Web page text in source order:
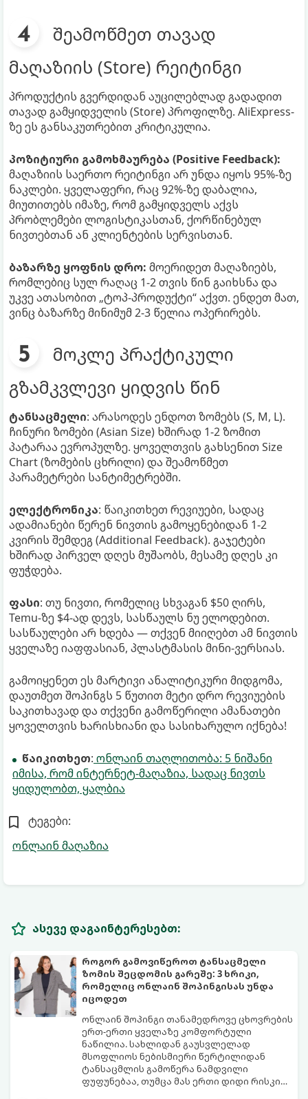
შეამოწმეთ თავად
მაღაზიის (Store) რეიტინგი
პროდუქტის გვერდიდან აუცილებლად გადადით
თავად გამყიდველის (Store) პროფილზე. AliExpress-
ზე ეს განსაკუთრებით კრიტიკულია.
პოზიტიური გამოხმაურება (Positive Feedback):
მაღაზიის საერთო რეიტინგი არ უნდა იყოს 95%-ზე
ნაკლები. ყველაფერი, რაც 92%-ზე დაბალია,
მიუთითებს იმაზე, რომ გამყიდველს აქვს
პრობლემები ლოგისტიკასთან, ქორწინებულ
ნივთებთან ან კლიენტების სერვისთან.
ბაზარზე ყოფნის დრო: მოერიდეთ მაღაზიებს,
რომლებიც სულ რაღაც 1-2 თვის წინ გაიხსნა და
უკვე ათასობით „ტოპ-პროდუქტი“ აქვთ. ენდეთ მათ,
ვინც ბაზარზე მინიმუმ 2-3 წელია ოპერირებს.
მოკლე პრაქტიკული
გზამკვლევი ყიდვის წინ
ტანსაცმელი: არასოდეს ენდოთ ზომებს (S, M, L).
ჩინური ზომები (Asian Size) ხშირად 1-2 ზომით
პატარაა ევროპულზე. ყოველთვის გახსენით Size
Chart (ზომების ცხრილი) და შეამოწმეთ
პარამეტრები სანტიმეტრებში.
ელექტრონიკა: წაიკითხეთ რევიუები, სადაც
ადამიანები წერენ ნივთის გამოყენებიდან 1-2
კვირის შემდეგ (Additional Feedback). გაჯეტები
ხშირად პირველ დღეს მუშაობს, მესამე დღეს კი
ფუჭდება.
ფასი: თუ ნივთი, რომელიც სხვაგან $50 ღირს,
Temu-ზე $4-ად დევს, სასწაულს ნუ ელოდებით.
სასწაულები არ ხდება — თქვენ მიიღებთ ამ ნივთის
ყველაზე იაფფასიან, პლასტმასის მინი-ვერსიას.
გამოიყენეთ ეს მარტივი ანალიტიკური მიდგომა,
დაუთმეთ შოპინგს 5 წუთით მეტი დრო რევიუების
საკითხავად და თქვენი გამოწერილი ამანათები
ყოველთვის ხარისხიანი და სასიხარულო იქნება!
წაიკითხეთ: ონლაინ თაღლითობა: 5 ნიშანი
იმისა, რომ ინტერნეტ-მაღაზია, სადაც ნივთს
ყიდულობთ, ყალბია
ტეგები:
ონლაინ მაღაზია
ასევე დაგაინტერესებთ:
როგორ გამოვიწეროთ ტანსაცმელი
ზომის შეცდომის გარეშე: 3 ხრიკი,
რომელიც ონლაინ შოპინგისას უნდა
იცოდეთ
ონლაინ შოპინგი თანამედროვე ცხოვრების
ერთ-ერთი ყველაზე კომფორტული
ნაწილია. სახლიდან გაუსვლელად
მსოფლიოს ნებისმიერი წერტილიდან
ტანსაცმლის გამოწერა ნამდვილი
ფუფუნებაა, თუმცა მას ერთი დიდი რისკი